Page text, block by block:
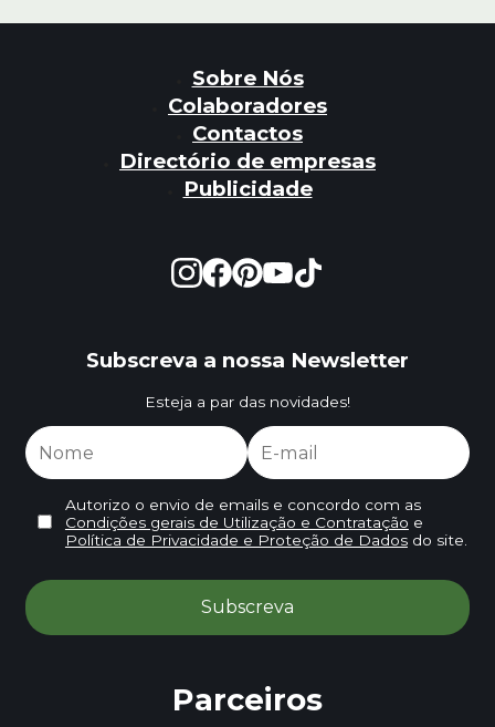
Sobre Nós
Colaboradores
Contactos
Directório de empresas
Publicidade
Subscreva a nossa Newsletter
Esteja a par das novidades!
Autorizo o envio de emails e concordo com as
Condições gerais de Utilização e Contratação e
Política de Privacidade e Proteção de Dadosdo site.
Parceiros